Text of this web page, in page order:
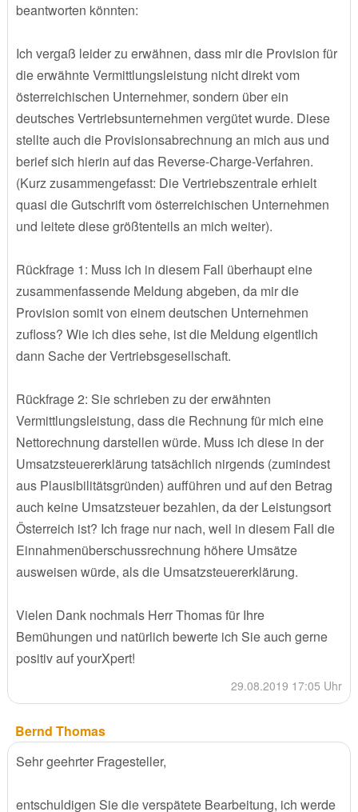
beantworten könnten:
Ich vergaß leider zu erwähnen, dass mir die Provision für
die erwähnte Vermittlungsleistung nicht direkt vom
österreichischen Unternehmer, sondern über ein
deutsches Vertriebsunternehmen vergütet wurde. Diese
stellte auch die Provisionsabrechnung an mich aus und
berief sich hierin auf das Reverse-Charge-Verfahren.
(Kurz zusammengefasst: Die Vertriebszentrale erhielt
quasi die Gutschrift vom österreichischen Unternehmen
und leitete diese größtenteils an mich weiter).
Rückfrage 1: Muss ich in diesem Fall überhaupt eine
zusammenfassende Meldung abgeben, da mir die
Provision somit von einem deutschen Unternehmen
zufloss? Wie ich dies sehe, ist die Meldung eigentlich
dann Sache der Vertriebsgesellschaft.
Rückfrage 2: Sie schrieben zu der erwähnten
Vermittlungsleistung, dass die Rechnung für mich eine
Nettorechnung darstellen würde. Muss ich diese in der
Umsatzsteuererklärung tatsächlich nirgends (zumindest
aus Plausibilitätsgründen) aufführen und auf den Betrag
auch keine Umsatzsteuer bezahlen, da der Leistungsort
Österreich ist? Ich frage nur nach, weil in diesem Fall die
Einnahmenüberschussrechnung höhere Umsätze
ausweisen würde, als die Umsatzsteuererklärung.
Vielen Dank nochmals Herr Thomas für Ihre
Bemühungen und natürlich bewerte ich Sie auch gerne
positiv auf yourXpert!
29.08.2019 17:05 Uhr
Bernd Thomas
Sehr geehrter Fragesteller,
entschuldigen Sie die verspätete Bearbeitung, ich werde